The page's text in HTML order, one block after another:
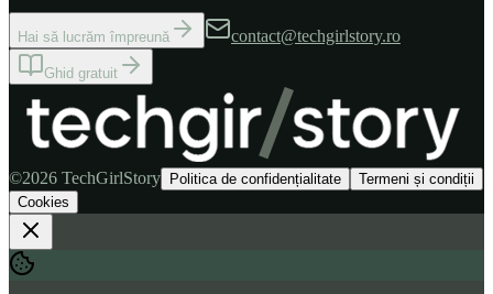
Hai să lucrăm împreună contact@techgirlstory.ro
Ghid gratuit
©2026 TechGirlStory Politica de confidențialitate
Termeni și condiții
Cookies